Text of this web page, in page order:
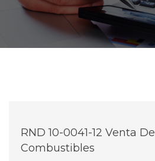
RND 10-0041-12 Venta De
Combustibles